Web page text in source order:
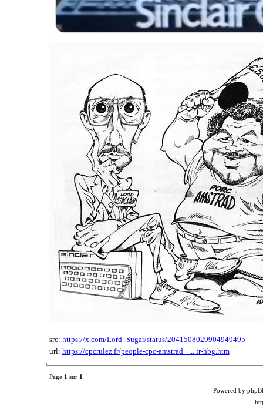
src: https://x.com/Lord_Sugar/status/2041508029904949495
url: https://cpcrulez.fr/people-cpc-amstrad_ ... ir-hbg.htm
Page 1 sur 1
Powered by